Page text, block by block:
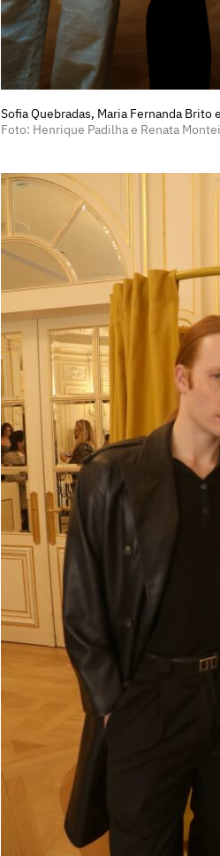
Sofia Quebradas, Maria Fernanda Brito
Foto: Henrique Padilha e Renata